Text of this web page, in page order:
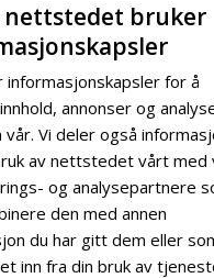
får du kjøpt rear left seal
i dag fra Engros Service.
sport og fritids segmentet.
nettstedet bruker
informasjonskapsler for å
annonser og
vår. Vi deler også
av nettstedet vårt med
og analysepartnere
den med annen
du har gitt dem eller
inn fra din bruk av